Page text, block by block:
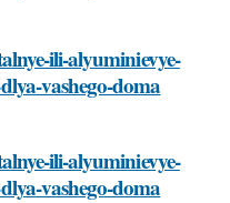
ili-alyuminievye-
vashego-doma
ili-alyuminievye-
vashego-doma